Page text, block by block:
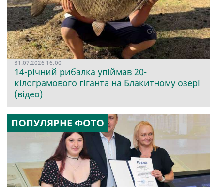
31.07.2026 16:00
14-річний рибалка упіймав 20-
кілограмового гіганта на Блакитному озері
(відео)
ПОПУЛЯРНЕ ФОТО